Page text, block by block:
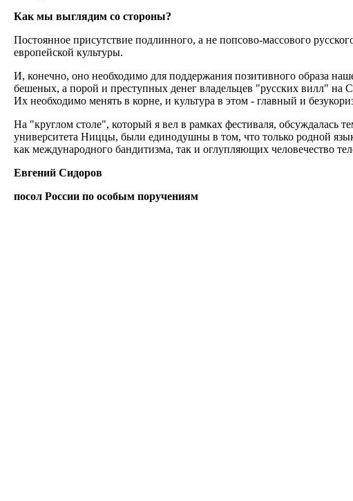
Как мы выглядим со стороны?
Постоянное присутствие подлинного, а не попсово-массового
европейской культуры.
И, конечно, оно необходимо для поддержания позитивного образа
бешеных, а порой и преступных денег владельцев "русских вилл" на
Их необходимо менять в корне, и культура в этом - главный и
На "круглом столе", который я вел в рамках фестиваля, обсуждалась
университета Ниццы, были единодушны в том, что только родной
как международного бандитизма, так и оглупляющих человечество
Евгений Сидоров
посол России по особым поручениям